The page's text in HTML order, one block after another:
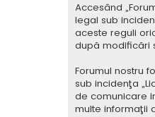
Accesând
legal sub
aceste reguli
după modificări
Forumul nostru
sub incidenţa „
de comunicare
multe informaţii